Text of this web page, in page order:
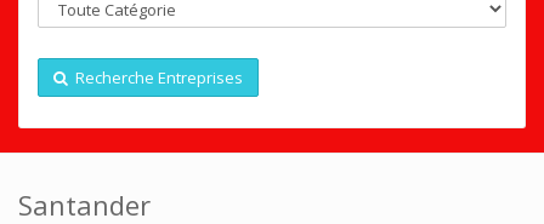
Recherche Entreprises
Santander